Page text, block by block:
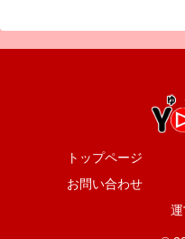
トップページ
お問い合わせ